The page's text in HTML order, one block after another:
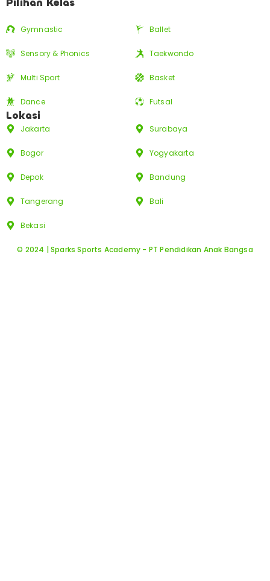
Gymnastic
Sensory & Phonics
Multi Sport
Dance
Ballet
Taekwondo
Basket
Futsal
Lokasi
Jakarta
Bogor
Depok
Tangerang
Bekasi
Surabaya
Yogyakarta
Bandung
Bali
© 2024 | Sparks Sports Academy - PT Pendidikan Anak Bangsa